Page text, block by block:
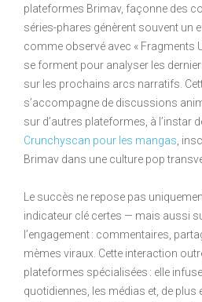
plateformes Brimav, façonne des
séries-phares génèrent souvent un
comme observé avec « Fragments
se forment pour analyser les
sur les prochains arcs narratifs.
s’accompagne de discussions
sur d’autres plateformes, à l’instar
Crunchyscan pour les mangas ,
Brimav dans une culture pop
Le succès ne repose pas
indicateur clé certes — mais aussi
l’engagement : commentaires,
mèmes viraux. Cette interaction
plateformes spécialisées : elle
quotidiennes, les médias et, de plus